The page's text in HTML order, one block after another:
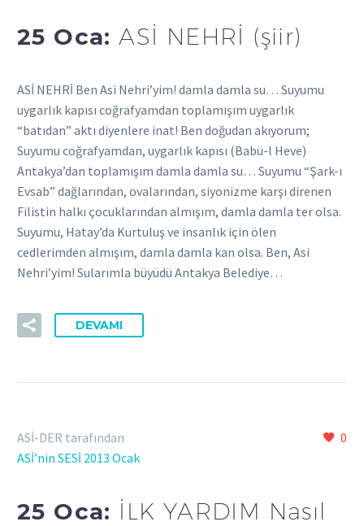
25 Oca:ASİ NEHRİ (şiir)
ASİ NEHRİ Ben Asi Nehri’yim! damla damla su… Suyumu
uygarlık kapısı coğrafyamdan toplamışım uygarlık
“batıdan” aktı diyenlere inat! Ben doğudan akıyorum;
Suyumu coğrafyamdan, uygarlık kapısı (Babü-l Heve)
Antakya’dan toplamışım damla damla su… Suyumu “Şark-ı
Evsab” dağlarından, ovalarından, siyonizme karşı direnen
Filistin halkı çocuklarından almışım, damla damla ter olsa.
Suyumu, Hatay’da Kurtuluş ve insanlık için ölen
cedlerimden almışım, damla damla kan olsa. Ben, Asi
Nehri’yim! Sularımla büyüdü Antakya Belediye…
DEVAMI
0
ASİ-DER tarafından
ASİ’nin SESİ 2013 Ocak
25 Oca: İLK YARDIM Nasıl